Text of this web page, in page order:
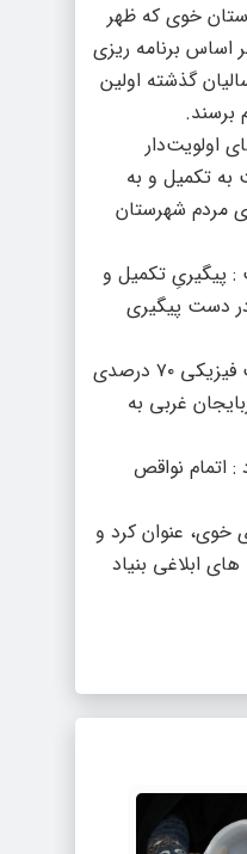
خوی که ظهر
اساس برنامه ریزی
گذشته اولین
برسند.
اولویت‌دار
به تکمیل و به
مردم شهرستان
و گفت : پیگیریِ تکمیل و
است، در دست پیگیری
معاون هماهنگی امور عمرانی فرمانداری خوی با اشاره به ضرورت تکمیل پروژه دانشکده فنی خوی، افزود : این طرح با پیشرفت فیزیکی ۷۰ درصدی
غربی به
: اتمام نواقص
خوی، عنوان کرد و
ابلاغی بنیاد